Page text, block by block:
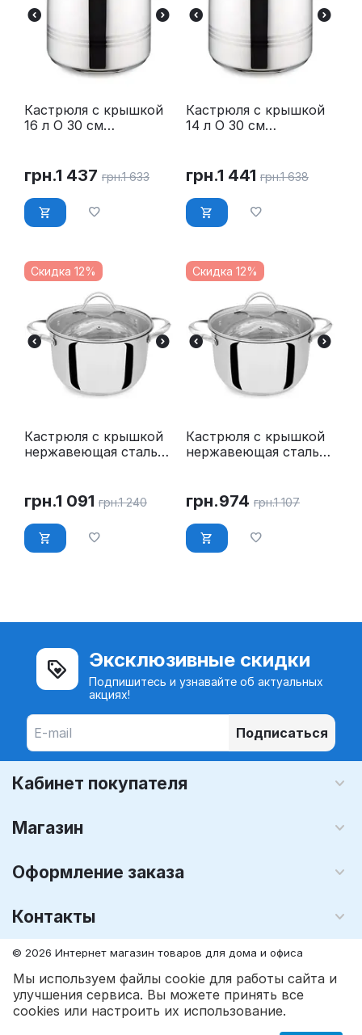
грн.698грн.793 В корзину
Кастрюля с крышкой
16 л O 30 см
грн.1 437 грн.1 633
Кастрюля с крышкой
14 л O 30 см
грн.1 441 грн.1 638
Скидка 12%
Кастрюля с крышкой
нержавеющая сталь
грн.1 091 грн.1 240
Скидка 12%
Кастрюля с крышкой
нержавеющая сталь
грн.974 грн.1 107
Эксклюзивные скидки
Подпишитесь и узнавайте об актуальных
акциях!
Подписаться
Кабинет покупателя
Магазин
Оформление заказа
Контакты
© 2026 Интернет магазин товаров для дома и офиса
Мы используем файлы cookie для работы сайта и
улучшения сервиса. Вы можете принять все
cookies или настроить их использование.